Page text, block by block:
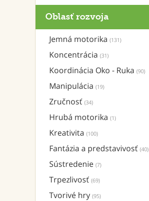
Oblasť rozvoja
Jemná motorika (131)
Koncentrácia (31)
Koordinácia Oko - Ruka (90)
Manipulácia (19)
Zručnosť (34)
Hrubá motorika (1)
Kreativita (100)
Fantázia a predstavivosť (40)
Sústredenie (7)
Trpezlivosť (69)
Tvorivé hry (95)